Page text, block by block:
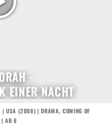
-
EINER NACHT
| USA (2008) |DRAMA,COMING OF
| AB 6